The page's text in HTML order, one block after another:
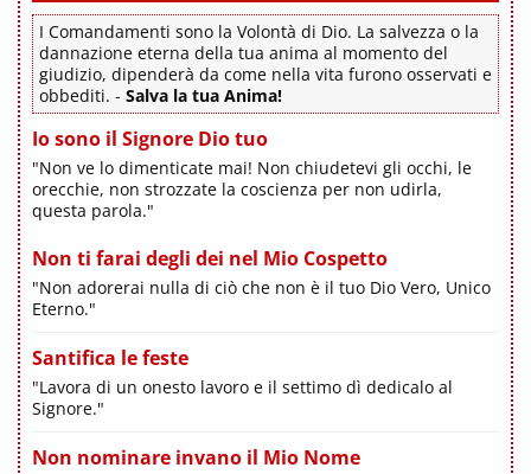
I Comandamenti sono la Volontà di Dio. La salvezza o la
dannazione eterna della tua anima al momento del
giudizio, dipenderà da come nella vita furono osservati e
obbediti. - Salva la tua Anima!
Io sono il Signore Dio tuo
"Non ve lo dimenticate mai! Non chiudetevi gli occhi, le
orecchie, non strozzate la coscienza per non udirla,
questa parola."
Non ti farai degli dei nel Mio Cospetto
"Non adorerai nulla di ciò che non è il tuo Dio Vero, Unico
Eterno."
Santifica le feste
"Lavora di un onesto lavoro e il settimo dì dedicalo al
Signore."
Non nominare invano il Mio Nome